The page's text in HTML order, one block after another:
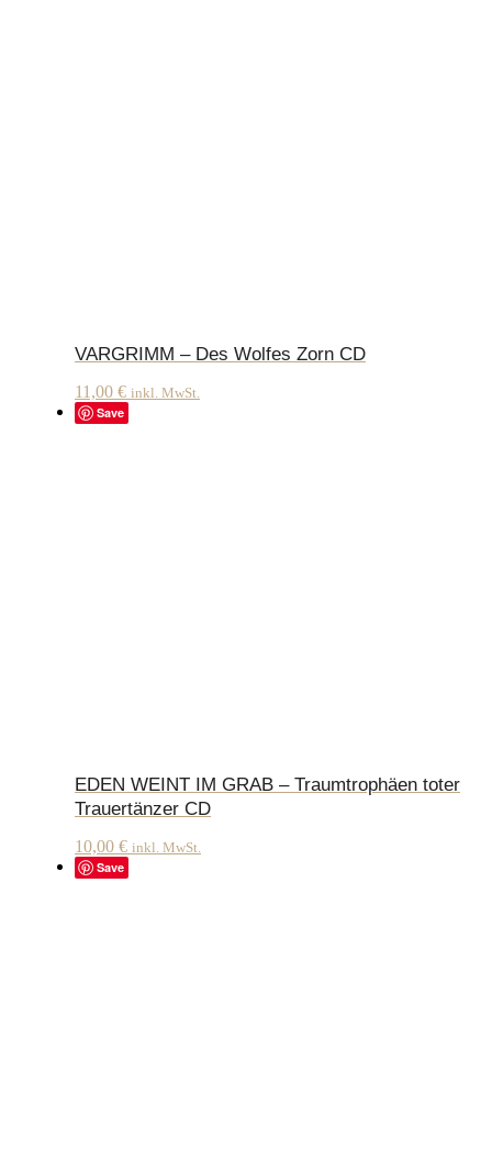
VARGRIMM – Des Wolfes Zorn CD
11,00 € inkl. MwSt.
Save
EDEN WEINT IM GRAB – Traumtrophäen toter
Trauertänzer CD
10,00 € inkl. MwSt.
Save